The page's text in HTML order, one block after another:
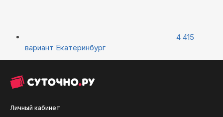
4 415
вариант Екатеринбург
Личный кабинет